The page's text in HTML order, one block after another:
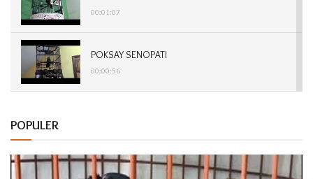
00:01:07
POKSAY SENOPATI
00:00:56
POKSAY SONTOJOYO
POPULER